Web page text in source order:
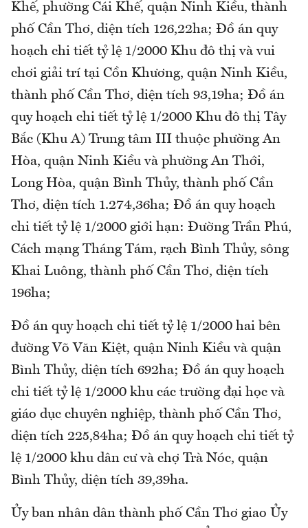
Khế, phường Cái Khế, quận Ninh Kiều, thành
phố Cần Thơ, diện tích 126,22ha; Đồ án quy
hoạch chi tiết tỷ lệ 1/2000 Khu đô thị và vui
chơi giải trí tại Cồn Khương, quận Ninh Kiều,
thành phố Cần Thơ, diện tích 93,19ha; Đồ án
quy hoạch chi tiết tỷ lệ 1/2000 Khu đô thị Tây
Bắc (Khu A) Trung tâm III thuộc phường An
Hòa, quận Ninh Kiều và phường An Thới,
Long Hòa, quận Bình Thủy, thành phố Cần
Thơ, diện tích 1.274,36ha; Đồ án quy hoạch
chi tiết tỷ lệ 1/2000 giới hạn: Đường Trần Phú,
Cách mạng Tháng Tám, rạch Bình Thủy, sông
Khai Luông, thành phố Cần Thơ, diện tích
196ha;
Đồ án quy hoạch chi tiết tỷ lệ 1/2000 hai bên
đường Võ Văn Kiệt, quận Ninh Kiều và quận
Bình Thủy, diện tích 692ha; Đồ án quy hoạch
chi tiết tỷ lệ 1/2000 khu các trường đại học và
giáo dục chuyên nghiệp, thành phố Cần Thơ,
diện tích 225,84ha; Đồ án quy hoạch chi tiết tỷ
lệ 1/2000 khu dân cư và chợ Trà Nóc, quận
Bình Thủy, diện tích 39,39ha.
Ủy ban nhân dân thành phố Cần Thơ giao Ủy